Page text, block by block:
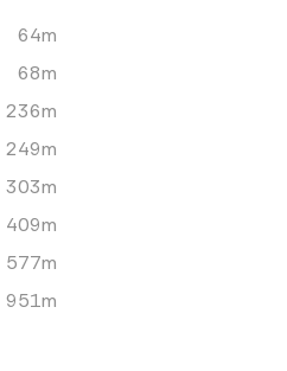
64m
68m
236m
249m
303m
409m
577m
951m